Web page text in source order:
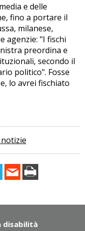
e delle
fino a portare il
milanese,
agenzie: "I fischi
preordina e
secondo il
politico". Fosse
lo avrei fischiato
disabilità